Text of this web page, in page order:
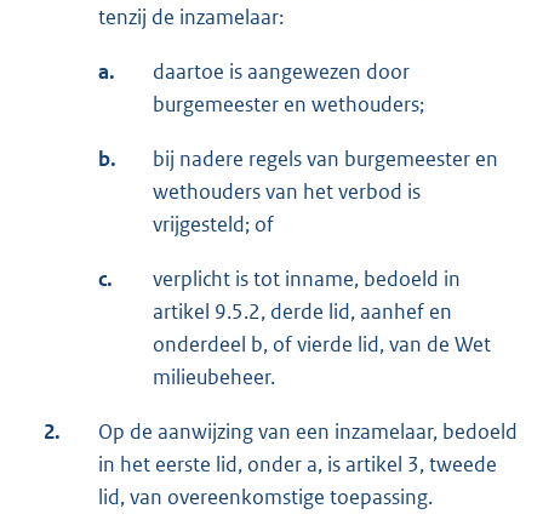
tenzij de inzamelaar:
a.
daartoe is aangewezen door
burgemeester en wethouders;
b.
bij nadere regels van burgemeester en
wethouders van het verbod is
vrijgesteld; of
c.
verplicht is tot inname, bedoeld in
artikel 9.5.2, derde lid, aanhef en
onderdeel b, of vierde lid, van de Wet
milieubeheer.
2.
Op de aanwijzing van een inzamelaar, bedoeld
in het eerste lid, onder a, is artikel 3, tweede
lid, van overeenkomstige toepassing.